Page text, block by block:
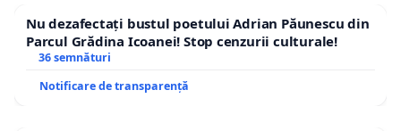
Nu dezafectați bustul poetului Adrian Păunescu din
Parcul Grădina Icoanei! Stop cenzurii culturale!
36 semnături
Notificare de transparență